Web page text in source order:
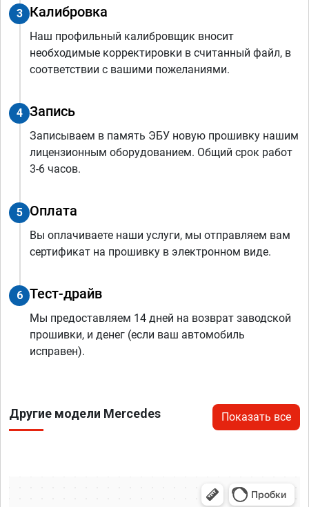
3 Калибровка
Наш профильный калибровщик вносит
необходимые корректировки в считанный файл, в
соответствии с вашими пожеланиями.
4 Запись
Записываем в память ЭБУ новую прошивку нашим
лицензионным оборудованием. Общий срок работ
3-6 часов.
5 Оплата
Вы оплачиваете наши услуги, мы отправляем вам
сертификат на прошивку в электронном виде.
6 Тест-драйв
Мы предоставляем 14 дней на возврат заводской
прошивки, и денег (если ваш автомобиль
исправен).
Другие модели Mercedes Показать все